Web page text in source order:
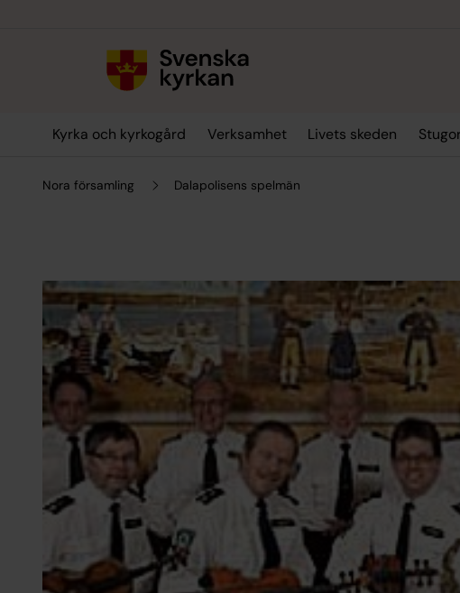
Kyrka och kyrkogård Verksamhet Livets skeden
Nora församling Dalapolisens spelmän